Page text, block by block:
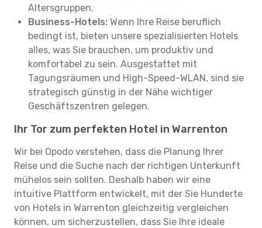
Altersgruppen.
Business-Hotels: Wenn Ihre Reise beruflich
bedingt ist, bieten unsere spezialisierten Hotels
alles, was Sie brauchen, um produktiv und
komfortabel zu sein. Ausgestattet mit
Tagungsräumen und High-Speed-WLAN, sind sie
strategisch günstig in der Nähe wichtiger
Geschäftszentren gelegen.
Ihr Tor zum perfekten Hotel in Warrenton
Wir bei Opodo verstehen, dass die Planung Ihrer
Reise und die Suche nach der richtigen Unterkunft
mühelos sein sollten. Deshalb haben wir eine
intuitive Plattform entwickelt, mit der Sie Hunderte
von Hotels in Warrenton gleichzeitig vergleichen
können, um sicherzustellen, dass Sie Ihre ideale